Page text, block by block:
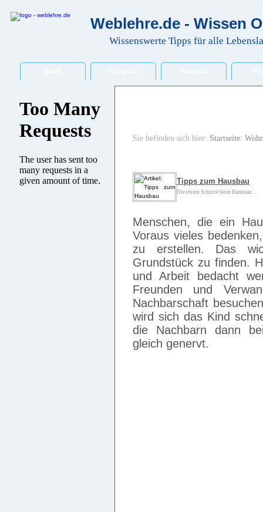
Weblehre.de - Wissen
Wissenswerte Tipps für alle
Sie befinden sich hier: Startseite:
Tipps zum Hausbau
Die ersten Schritte beim Hausbau ...
Menschen, die ein
Voraus vieles
zu erstellen. Das
Grundstück zu finden.
und Arbeit bedacht
Freunden und
Nachbarschaft
wird sich das Kind
die Nachbarn dann
gleich genervt.